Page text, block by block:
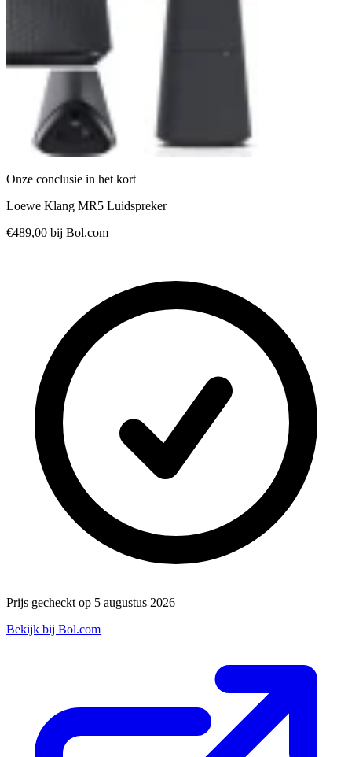
Onze conclusie in het kort
Loewe Klang MR5 Luidspreker
€489,00 bij Bol.com
Prijs gecheckt op 5 augustus 2026
Bekijk bij Bol.com